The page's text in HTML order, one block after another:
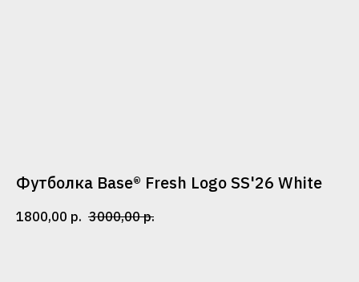
Футболка Base® Fresh Logo SS'26 White
1800,00 р. 3000,00 р.